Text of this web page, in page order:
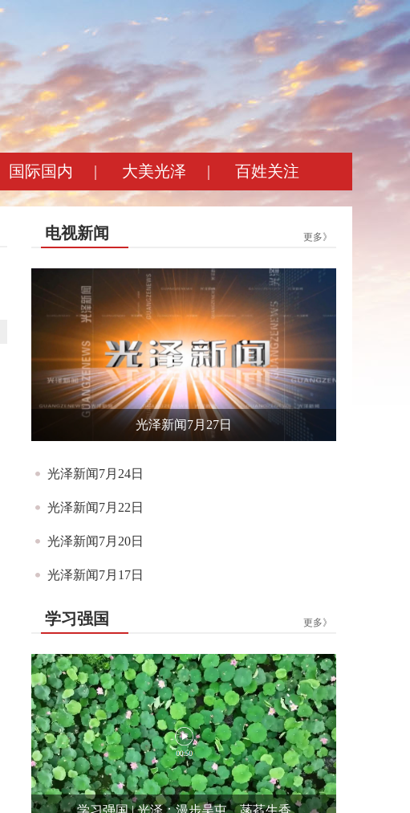
国际国内 | 大美光泽 | 百姓关注
更多》
电视新闻
光泽新闻7月27日
光泽新闻7月24日
光泽新闻7月22日
光泽新闻7月20日
光泽新闻7月17日
更多》
学习强国
学习强国 | 光泽：漫步吴屯，菡萏生香